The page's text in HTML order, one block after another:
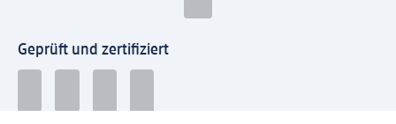
Geprüft und zertifiziert